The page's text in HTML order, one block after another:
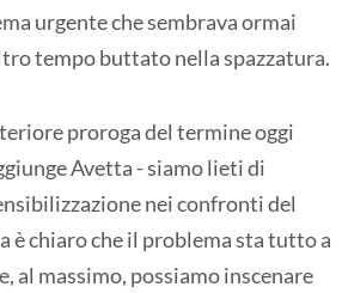
urgente che sembrava ormai
tempo buttato nella spazzatura.
proroga del termine oggi
Avetta - siamo lieti di
nei confronti del
è chiaro che il problema sta tutto a
al massimo, possiamo inscenare